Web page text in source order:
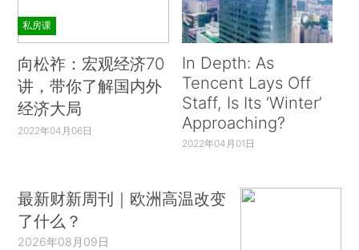
私房课
向松祚：宏观经济70
讲，带你了解国内外
经济大局
2022年04月06日
In Depth: As
Tencent Lays Off
Staff, Is Its ‘Winter’
Approaching?
2022年04月01日
最新财新周刊｜欧洲高温改变
了什么？
2026年08月09日